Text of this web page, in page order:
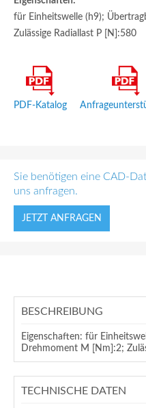
für Einheitswelle (h9);
Zulässige Radiallast P [N]:580
PDF-Katalog
Sie benötigen eine CAD-
uns anfragen.
JETZT ANFRAGEN
BESCHREIBUNG
Eigenschaften: für
Drehmoment M [Nm]:2;
TECHNISCHE DATEN